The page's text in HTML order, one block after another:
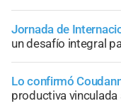
Jornada de
un desafío integral
Lo confirmó
productiva